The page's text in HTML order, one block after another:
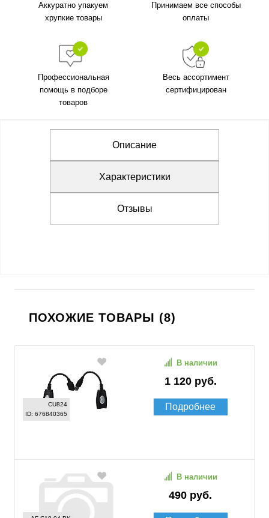
Аккуратно упакуем
хрупкие товары
Принимаем все способы
оплаты
Профессиональная
помощь в подборе
товаров
Весь ассортимент
сертифицирован
Описание
Характеристики
Отзывы
ПОХОЖИЕ ТОВАРЫ (8)
CU824
ID: 676840365
1 120 руб.
В наличии
Подробнее
490 руб.
В наличии